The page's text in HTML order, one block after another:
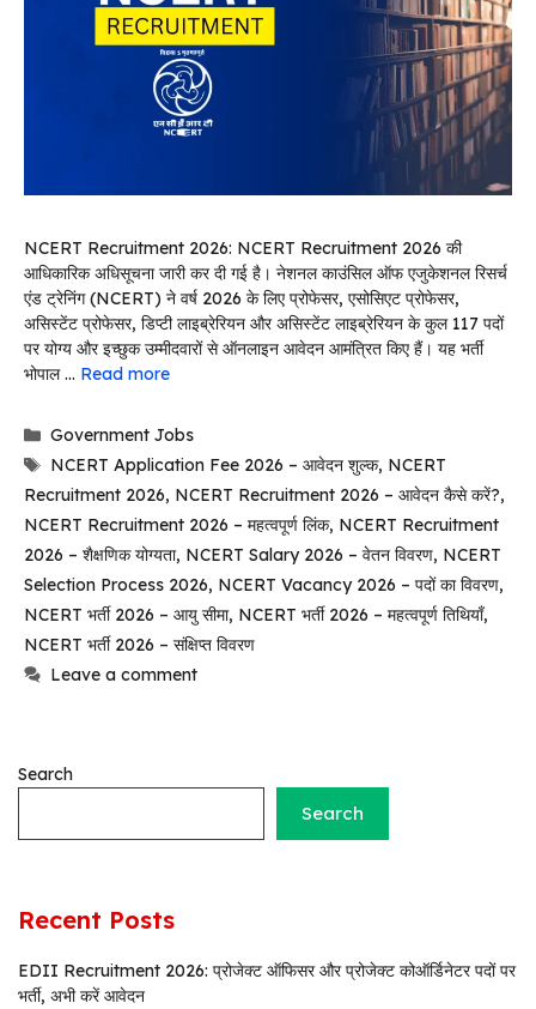
NCERT Recruitment 2026: NCERT Recruitment 2026 की
आधिकारिक अधिसूचना जारी कर दी गई है। नेशनल काउंसिल ऑफ एजुकेशनल रिसर्च
एंड ट्रेनिंग (NCERT) ने वर्ष 2026 के लिए प्रोफेसर, एसोसिएट प्रोफेसर,
असिस्टेंट प्रोफेसर, डिप्टी लाइब्रेरियन और असिस्टेंट लाइब्रेरियन के कुल 117 पदों
पर योग्य और इच्छुक उम्मीदवारों से ऑनलाइन आवेदन आमंत्रित किए हैं। यह भर्ती
भोपाल … Read more
Categories
Government Jobs
Tags
NCERT Application Fee 2026 – आवेदन शुल्क, NCERT
Recruitment 2026, NCERT Recruitment 2026 – आवेदन कैसे करें?,
NCERT Recruitment 2026 – महत्वपूर्ण लिंक, NCERT Recruitment
2026 – शैक्षणिक योग्यता, NCERT Salary 2026 – वेतन विवरण, NCERT
Selection Process 2026, NCERT Vacancy 2026 – पदों का विवरण,
NCERT भर्ती 2026 – आयु सीमा, NCERT भर्ती 2026 – महत्वपूर्ण तिथियाँ,
NCERT भर्ती 2026 – संक्षिप्त विवरण
Leave a comment
Search
Search
Recent Posts
EDII Recruitment 2026: प्रोजेक्ट ऑफिसर और प्रोजेक्ट कोऑर्डिनेटर पदों पर
भर्ती, अभी करें आवेदन